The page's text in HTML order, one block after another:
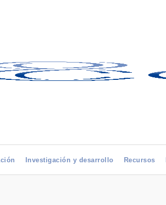
Investigación y desarrollo Recursos